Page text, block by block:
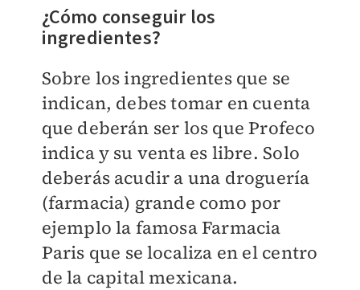
¿Cómo conseguir los
ingredientes?
Sobre los ingredientes que se
indican, debes tomar en cuenta
que deberán ser los que Profeco
indica y su venta es libre. Solo
deberás acudir a una droguería
(farmacia) grande como por
ejemplo la famosa Farmacia
Paris que se localiza en el centro
de la capital mexicana.